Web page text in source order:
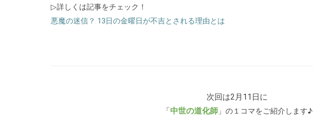
▷詳しくは記事をチェック！
悪魔の迷信？ 13日の金曜日が不吉とされる理由とは
次回は2月11日に
「中世の道化師」の１コマをご紹介します♪